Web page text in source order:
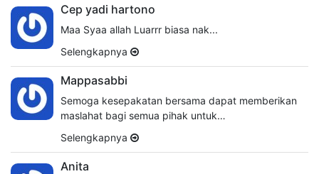
Cep yadi hartono
Maa Syaa allah Luarrr biasa nak...
Selengkapnya
Mappasabbi
Semoga kesepakatan bersama dapat memberikan
maslahat bagi semua pihak untuk…
Selengkapnya
Anita